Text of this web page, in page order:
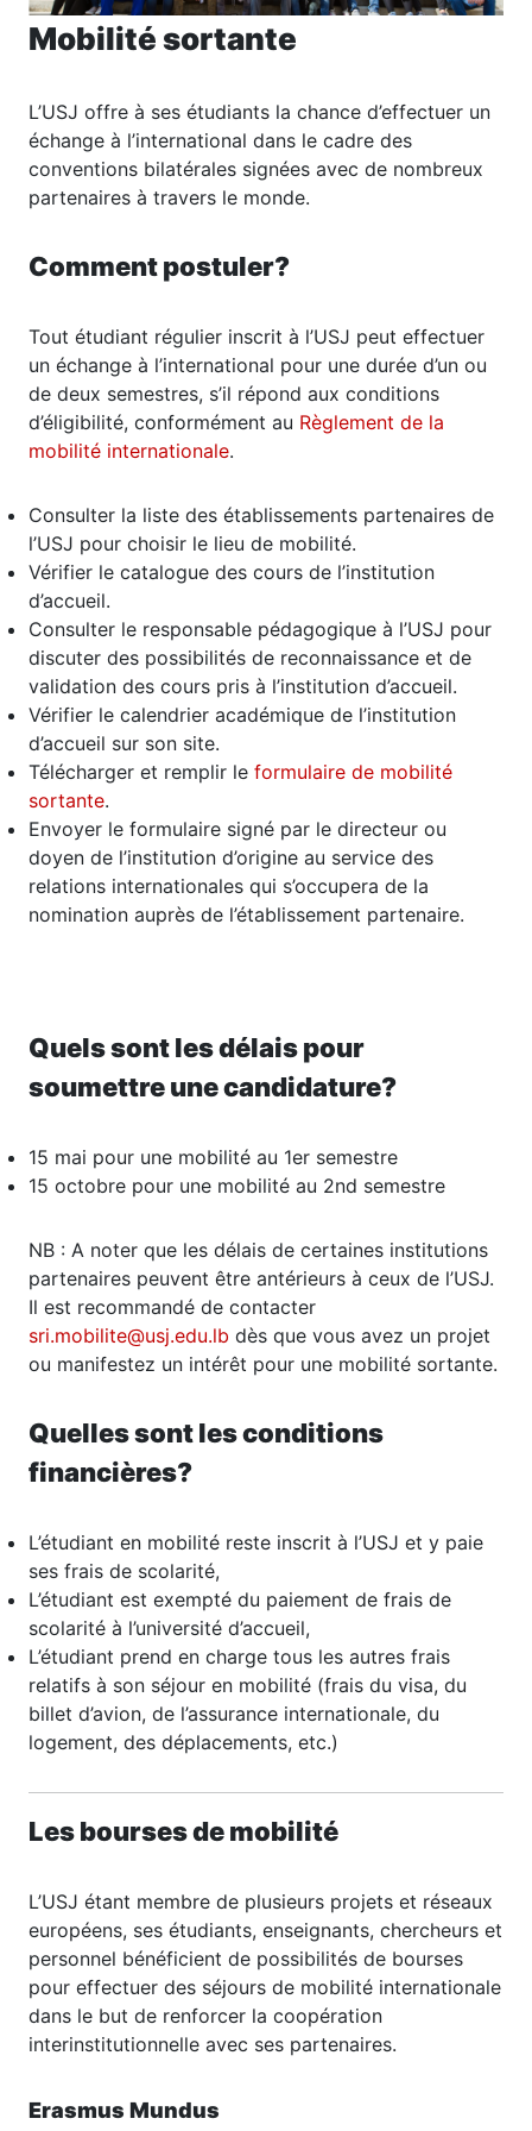
Mobilité sortante
L’USJ offre à ses étudiants la chance d’effectuer un
échange à l’international dans le cadre des
conventions bilatérales signées avec de nombreux
partenaires à travers le monde.
Comment postuler?
Tout étudiant régulier inscrit à l’USJ peut effectuer
un échange à l’international pour une durée d’un ou
de deux semestres, s’il répond aux conditions
d’éligibilité, conformément au Règlement de la
mobilité internationale.
Consulter la liste des établissements partenaires de
l’USJ pour choisir le lieu de mobilité.
Vérifier le catalogue des cours de l’institution
d’accueil.
Consulter le responsable pédagogique à l’USJ pour
discuter des possibilités de reconnaissance et de
validation des cours pris à l’institution d’accueil.
Vérifier le calendrier académique de l’institution
d’accueil sur son site.
Télécharger et remplir le formulaire de mobilité
sortante.
Envoyer le formulaire signé par le directeur ou
doyen de l’institution d’origine au service des
relations internationales qui s’occupera de la
nomination auprès de l’établissement partenaire.
Quels sont les délais pour
soumettre une candidature?
15 mai pour une mobilité au 1er semestre
15 octobre pour une mobilité au 2nd semestre
NB : A noter que les délais de certaines institutions
partenaires peuvent être antérieurs à ceux de l’USJ.
Il est recommandé de contacter
sri.mobilite@usj.edu.lb dès que vous avez un projet
ou manifestez un intérêt pour une mobilité sortante.
Quelles sont les conditions
financières?
L’étudiant en mobilité reste inscrit à l’USJ et y paie
ses frais de scolarité,
L’étudiant est exempté du paiement de frais de
scolarité à l’université d’accueil,
L’étudiant prend en charge tous les autres frais
relatifs à son séjour en mobilité (frais du visa, du
billet d’avion, de l’assurance internationale, du
logement, des déplacements, etc.)
Les bourses de mobilité
L’USJ étant membre de plusieurs projets et réseaux
européens, ses étudiants, enseignants, chercheurs et
personnel bénéficient de possibilités de bourses
pour effectuer des séjours de mobilité internationale
dans le but de renforcer la coopération
interinstitutionnelle avec ses partenaires.
Erasmus Mundus